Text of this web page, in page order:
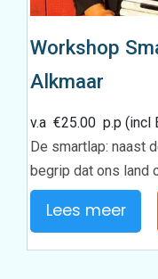
Workshop
Alkmaar
v.a€25.00 p.p (incl
De smartlap: naast
begrip dat ons land
Lees meer